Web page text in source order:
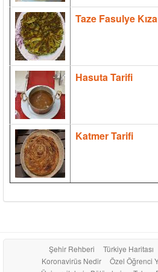
Taze Fasulye
Hasuta Tarifi
Katmer Tarifi
Şehir Rehberi Türkiye Haritası
Koronavirüs Nedir
Özel Öğrenci